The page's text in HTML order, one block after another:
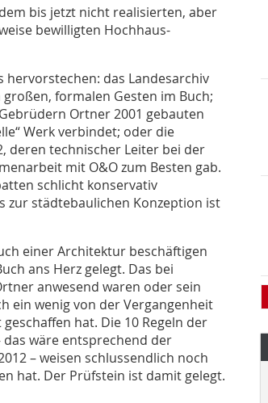
bis jetzt nicht realisierten, aber
bewilligten Hochhaus-
hervorstechen: das Landesarchiv
formalen Gesten im Buch;
Ortner 2001 gebauten
Werk verbindet; oder die
deren technischer Leiter bei der
mit O&O zum Besten gab.
schlicht konservativ
zur städtebaulichen Konzeption ist
einer Architektur beschäftigen
ans Herz gelegt. Das bei
anwesend waren oder sein
ein wenig von der Vergangenheit
hat. Die 10 Regeln der
wäre entsprechend der
– weisen schlussendlich noch
hat. Der Prüfstein ist damit gelegt.